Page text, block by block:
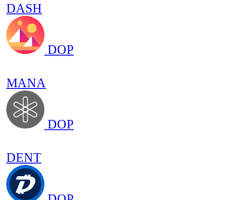
DASH
DOP
MANA
DOP
DENT